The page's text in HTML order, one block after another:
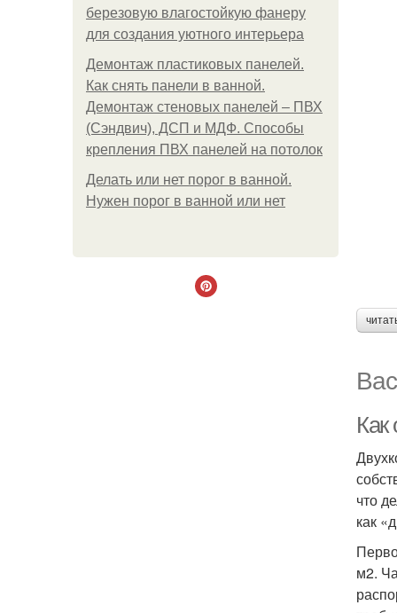
березовую влагостойкую фанеру
для создания уютного интерьера
Демонтаж пластиковых панелей.
Как снять панели в ванной.
Демонтаж стеновых панелей – ПВХ
(Сэндвич), ДСП и МДФ. Способы
крепления ПВХ панелей на потолок
Делать или нет порог в ванной.
Нужен порог в ванной или нет
Как
что
как
м2.